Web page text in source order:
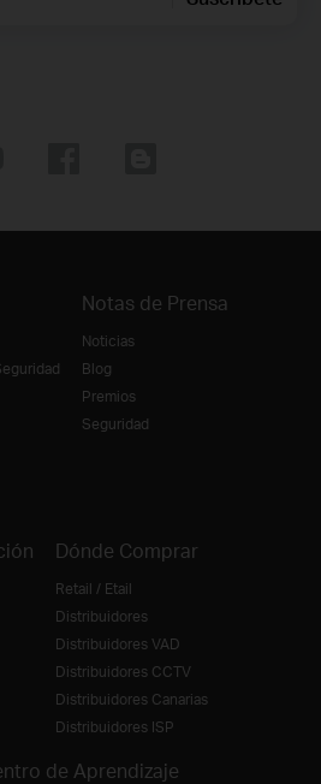
Notas de Prensa
Noticias
Blog
Premios
Seguridad
Dónde Comprar
Retail / Etail
Distribuidores
Distribuidores VAD
Distribuidores CCTV
Distribuidores Canarias
Distribuidores ISP
de Aprendizaje